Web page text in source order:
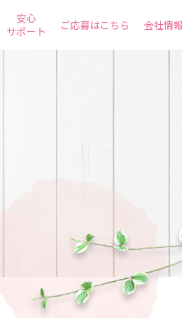
安心
サポート
ご応募はこちら 会社情報